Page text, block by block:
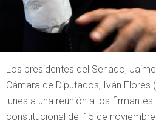
Los presidentes del Senado,
Cámara de Diputados, Iván Flores
lunes a una reunión a los
constitucional del 15 de